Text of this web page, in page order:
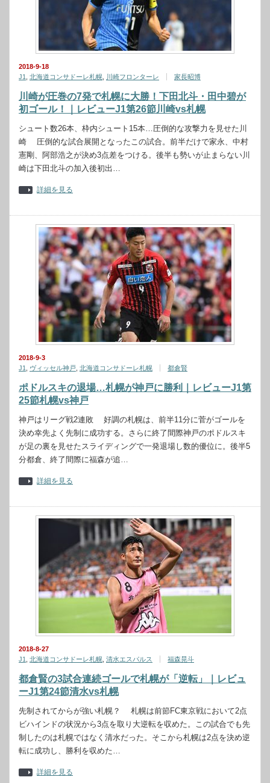
2018-9-18
J1
北海道コンサドーレ札幌 川崎フロンターレ 家長昭博
川崎が圧巻の7発で札幌に大勝！下田北斗・田中碧が
初ゴール！｜レビューJ1第26節川崎vs札幌
シュート数26本、枠内シュート15本…圧倒的な攻撃力を見せた川
崎 圧倒的な試合展開となったこの試合。前半だけで家永、中村
憲剛、阿部浩之が決め3点差をつける。後半も勢いが止まらない川
崎は下田北斗の加入後初出…
詳細を見る
2018-9-3
J1
ヴィッセル神戸 北海道コンサドーレ札幌 都倉賢
ポドルスキの退場…札幌が神戸に勝利｜レビューJ1第
25節札幌vs神戸
神戸はリーグ戦2連敗 好調の札幌は、前半11分に菅がゴールを
決め幸先よく先制に成功する。さらに終了間際神戸のポドルスキ
が足の裏を見せたスライディングで一発退場し数的優位に。後半5
分都倉、終了間際に福森が追…
詳細を見る
2018-8-27
J1
北海道コンサドーレ札幌 清水エスパルス 福森晃斗
都倉賢の3試合連続ゴールで札幌が「逆転」｜レビュ
ーJ1第24節清水vs札幌
先制されてからが強い札幌？ 札幌は前節FC東京戦において2点
ビハインドの状況から3点を取り大逆転を収めた。この試合でも先
制したのは札幌ではなく清水だった。そこから札幌は2点を決め逆
転に成功し、勝利を収めた…
詳細を見る